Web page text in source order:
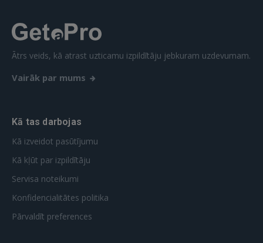
Ātrs veids, kā atrast uzticamu izpildītāju jebkuram uzdevumam.
Vairāk par mums
Kā tas darbojas
Kā izveidot pasūtījumu
Kā kļūt par izpildītāju
Servisa noteikumi
Konfidencialitātes politika
Pārvaldīt preferences